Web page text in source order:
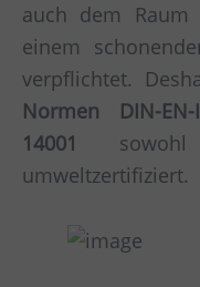
auch dem Raum
einem
verpflichtet.
Normen DIN-EN-
14001
umweltzertifiziert.